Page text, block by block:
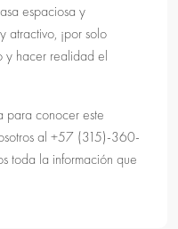
espaciosa y
atractivo, ¡por solo
hacer realidad el
para conocer este
al +57 (315)-360-
toda la información que